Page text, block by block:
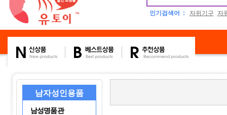
인기검색어 : 자위기구 자
남자성인용품
남성명품관